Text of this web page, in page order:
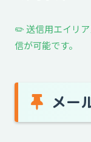
✏️ 送信用エイリ
信が可能です。
メー